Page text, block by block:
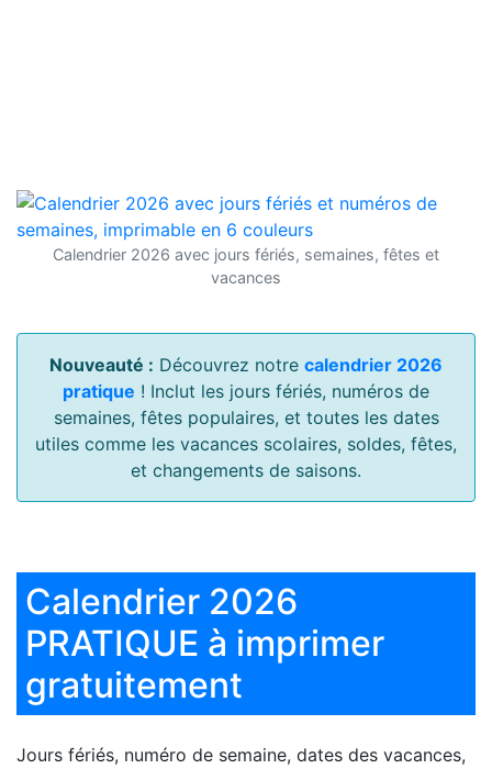
Calendrier 2026 avec jours fériés, semaines, fêtes et
vacances
Nouveauté : Découvrez notre calendrier 2026
pratique ! Inclut les jours fériés, numéros de
semaines, fêtes populaires, et toutes les dates
utiles comme les vacances scolaires, soldes, fêtes,
et changements de saisons.
Calendrier 2026
PRATIQUE à imprimer
gratuitement
Jours fériés, numéro de semaine, dates des vacances,